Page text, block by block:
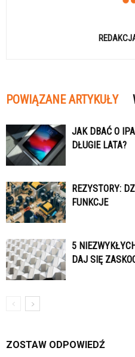
POWIĄZANE ARTYKUŁY
JAK DBAĆ O
DŁUGIE LATA?
REZYSTORY:
FUNKCJE
5
DAJ SIĘ
ZOSTAW ODPOWIEDŹ